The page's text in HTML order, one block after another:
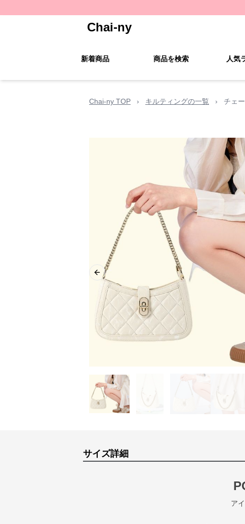
Chai-ny
新着商品 商品を検索 人気
Chai-ny TOP › キルティングの一覧 › チェ
Previous slide
サイズ詳細
ア